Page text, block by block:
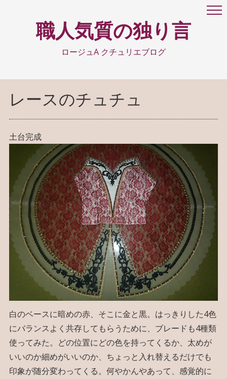
職人気質の独り言
ロージュA クチュリエブログ
レースのチュチュ
土台完成
白のベースに暗めの赤、そこに金と黒。はっきりした4色
にバランスよく共存してもらうために、ブレードも4種類
使ってみた。どの位置にどの色を持ってくるか、太めが
いいのか細めがいいのか、ちょっと入れ替えるだけでも
印象が随分変わってくる。何やかんやあって、感覚的に